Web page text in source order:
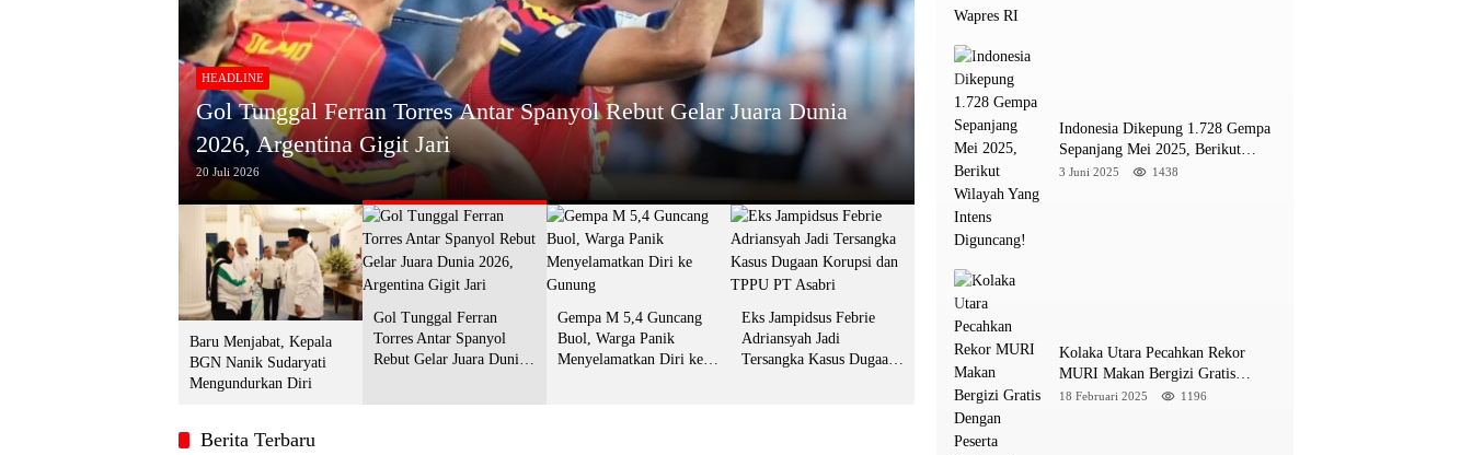
HEADLINE
Gol Tunggal Ferran Torres Antar Spanyol Rebut Gelar Juara Dunia
2026, Argentina Gigit Jari
20 Juli 2026
HEADLINE
Gempa M 5,4 Guncang Buol, Warga Panik
Gunung
13 Juli 2026
Baru Menjabat, Kepala
BGN Nanik Sudaryati
Mengundurkan Diri
Gol Tunggal Ferran
Torres Antar Spanyol
Rebut Gelar Juara Dunia
Gempa M 5,4 Guncang
Buol, Warga Panik
Menyelamatkan Diri ke
Eks Jampidsus Febrie
Adriansyah Jadi
Tersangka Kasus Dugaan
Berita Terbaru
Indonesia Dikepung 1.728 Gempa
Sepanjang Mei 2025, Berikut
Wilayah Yang Intens Diguncang!
3 Juni 2025 1438
Kolaka Utara Pecahkan Rekor
MURI Makan Bergizi Gratis
Dengan Peserta Terbanyak
18 Februari 2025 1196